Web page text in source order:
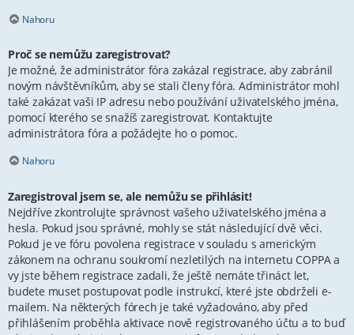
Nahoru
Proč se nemůžu zaregistrovat?
Je možné, že administrátor fóra zakázal registrace, aby zabránil
novým návštěvníkům, aby se stali členy fóra. Administrátor mohl
také zakázat vaši IP adresu nebo používání uživatelského jména,
pomocí kterého se snažíš zaregistrovat. Kontaktujte
administrátora fóra a požádejte ho o pomoc.
Nahoru
Zaregistroval jsem se, ale nemůžu se přihlásit!
Nejdříve zkontrolujte správnost vašeho uživatelského jména a
hesla. Pokud jsou správné, mohly se stát následující dvě věci.
Pokud je ve fóru povolena registrace v souladu s americkým
zákonem na ochranu soukromí nezletilých na internetu COPPA a
vy jste během registrace zadali, že ještě nemáte třináct let,
budete muset postupovat podle instrukcí, které jste obdrželi e-
mailem. Na některých fórech je také vyžadováno, aby před
přihlášením proběhla aktivace nově registrovaného účtu a to buď